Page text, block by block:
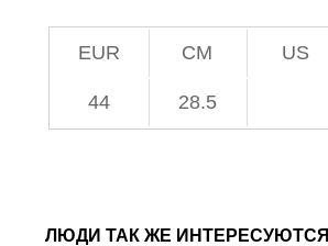
EUR СМ US
44 28.5
ЛЮДИ ТАК ЖЕ ИНТЕРЕСУЮТСЯ